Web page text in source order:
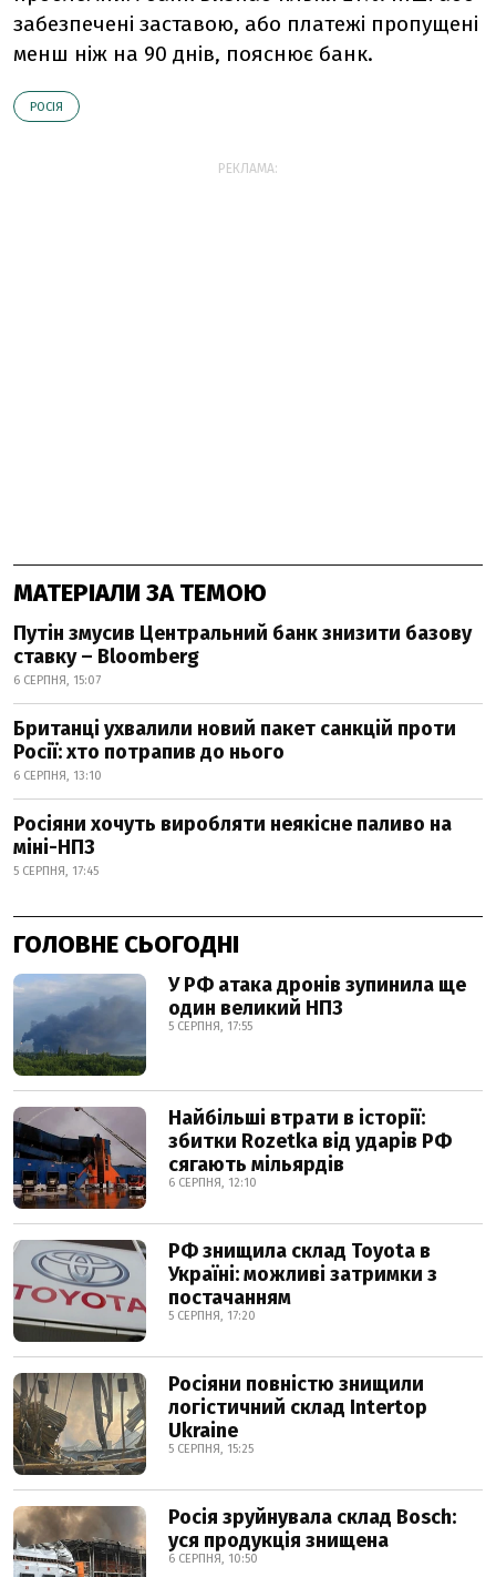
забезпечені заставою, або платежі пропущені
менш ніж на 90 днів, пояснює банк.
РОСІЯ
РЕКЛАМА:
МАТЕРІАЛИ ЗА ТЕМОЮ
Путін змусив Центральний банк знизити базову
ставку – Bloomberg
6 СЕРПНЯ, 15:07
Британці ухвалили новий пакет санкцій проти
Росії: хто потрапив до нього
6 СЕРПНЯ, 13:10
Росіяни хочуть виробляти неякісне паливо на
міні-НПЗ
5 СЕРПНЯ, 17:45
ГОЛОВНЕ СЬОГОДНІ
У РФ атака дронів зупинила ще
один великий НПЗ
5 СЕРПНЯ, 17:55
Найбільші втрати в історії:
збитки Rozetka від ударів РФ
сягають мільярдів
6 СЕРПНЯ, 12:10
РФ знищила склад Toyota в
Україні: можливі затримки з
постачанням
5 СЕРПНЯ, 17:20
Росіяни повністю знищили
логістичний склад Intertop
Ukraine
5 СЕРПНЯ, 15:25
Росія зруйнувала склад Bosch:
уся продукція знищена
6 СЕРПНЯ, 10:50